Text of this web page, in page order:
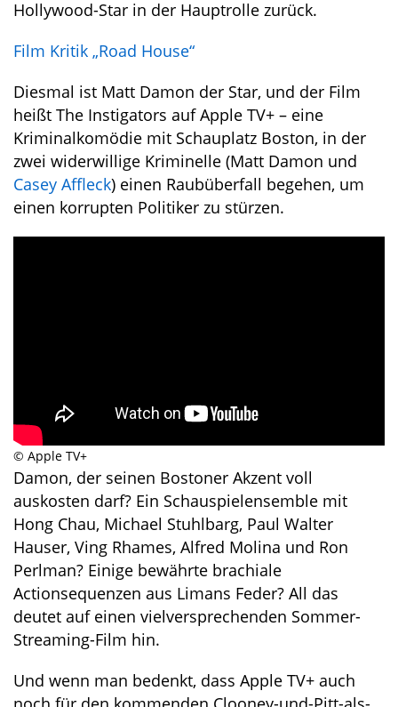
Hollywood-Star in der Hauptrolle zurück.
Film Kritik „Road House“
Diesmal ist Matt Damon der Star, und der Film
heißt The Instigators auf Apple TV+ – eine
Kriminalkomödie mit Schauplatz Boston, in der
zwei widerwillige Kriminelle (Matt Damon und
Casey Affleck) einen Raubüberfall begehen, um
einen korrupten Politiker zu stürzen.
© Apple TV+
Damon, der seinen Bostoner Akzent voll
auskosten darf? Ein Schauspielensemble mit
Hong Chau, Michael Stuhlbarg, Paul Walter
Hauser, Ving Rhames, Alfred Molina und Ron
Perlman? Einige bewährte brachiale
Actionsequenzen aus Limans Feder? All das
deutet auf einen vielversprechenden Sommer-
Streaming-Film hin.
Und wenn man bedenkt, dass Apple TV+ auch